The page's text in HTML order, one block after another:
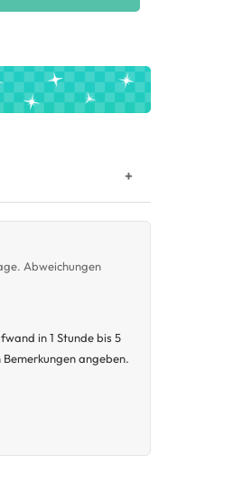
Abweichungen
in 1 Stunde bis 5
angeben.